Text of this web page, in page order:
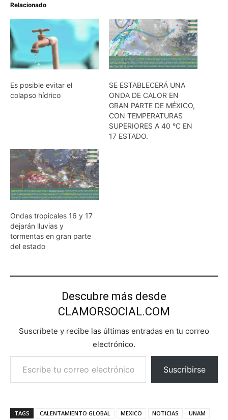
Relacionado
Es posible evitar el
colapso hídrico
SE ESTABLECERÁ UNA
ONDA DE CALOR EN
GRAN PARTE DE MÉXICO,
CON TEMPERATURAS
SUPERIORES A 40 °C EN
17 ESTADO.
Ondas tropicales 16 y 17
dejarán lluvias y
tormentas en gran parte
del estado
Descubre más desde
CLAMORSOCIAL.COM
Suscríbete y recibe las últimas entradas en tu correo
electrónico.
Escribe tu correo electrónico…
Suscribirse
TAGS CALENTAMIENTO GLOBAL MEXICO NOTICIAS UNAM